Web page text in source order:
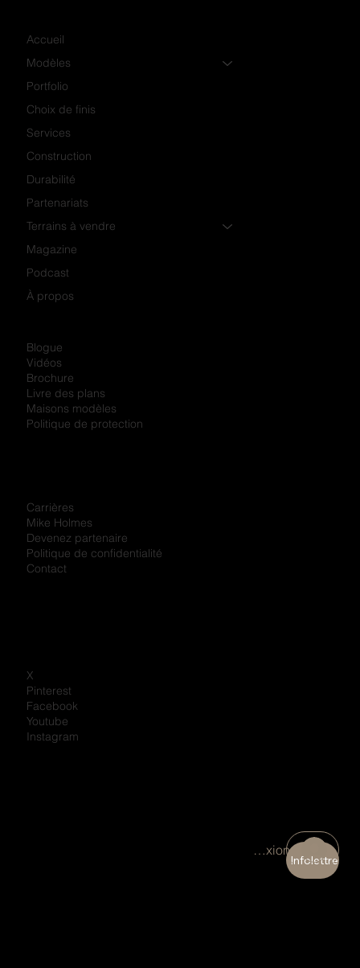
Accueil
Modèles
Portfolio
Choix de finis
Services
Construction
Durabilité
Partenariats
Terrains à vendre
Magazine
Podcast
À propos
Blogue
Vidéos
Brochure
Livre des plans
Maisons modèles
Politique de protection
Carrières
Mike Holmes
Devenez partenaire
Politique de confidentialité
Contact
X
Pinterest
Facebook
Youtube
Instagram
Infolettre
Connexion